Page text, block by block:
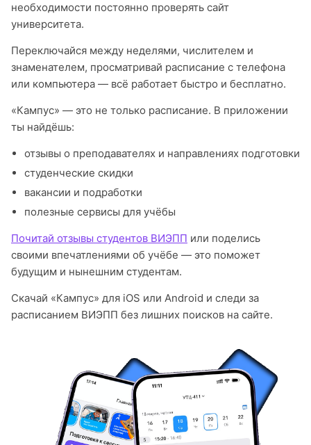
необходимости постоянно проверять сайт
университета.
Переключайся между неделями, числителем и
знаменателем, просматривай расписание с телефона
или компьютера — всё работает быстро и бесплатно.
«Кампус» — это не только расписание. В приложении
ты найдёшь:
отзывы о преподавателях и направлениях подготовки
студенческие скидки
вакансии и подработки
полезные сервисы для учёбы
Почитай отзывы студентов ВИЭПП или поделись
своими впечатлениями об учёбе — это поможет
будущим и нынешним студентам.
Скачай «Кампус» для iOS или Android и следи за
расписанием ВИЭПП без лишних поисков на сайте.